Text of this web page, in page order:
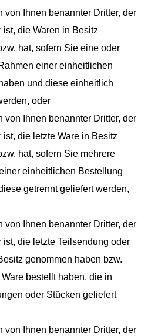
von Ihnen benannter Dritter, der
ist, die Waren in Besitz
hat, sofern Sie eine oder
einer einheitlichen
und diese einheitlich
oder
von Ihnen benannter Dritter, der
ist, die letzte Ware in Besitz
hat, sofern Sie mehrere
einheitlichen Bestellung
getrennt geliefert werden,
von Ihnen benannter Dritter, der
ist, die letzte Teilsendung oder
genommen haben bzw.
bestellt haben, die in
oder Stücken geliefert
von Ihnen benannter Dritter, der